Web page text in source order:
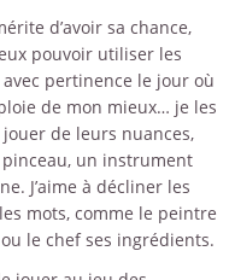
d’avoir sa chance,
pouvoir utiliser les
pertinence le jour où
de mon mieux… je les
jouer de leurs nuances,
pinceau, un instrument
J’aime à décliner les
mots, comme le peintre
le chef ses ingrédients.